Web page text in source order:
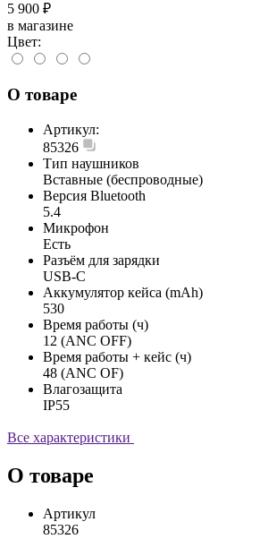
5 900 ₽
в магазине
Цвет:
О товаре
Артикул:
85326
Тип наушников
Вставные (беспроводные)
Версия Bluetooth
5.4
Микрофон
Есть
Разъём для зарядки
USB-C
Аккумулятор кейса (mAh)
530
Время работы (ч)
12 (ANC OFF)
Время работы + кейс (ч)
48 (ANC OF)
Влагозащита
IP55
Все характеристики
О товаре
Артикул
85326